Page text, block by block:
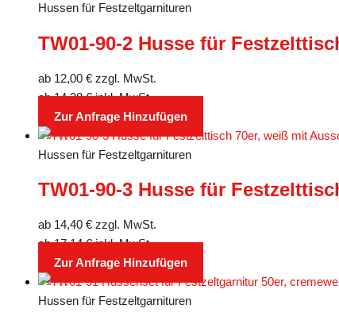
Hussen für Festzeltgarnituren
TW01-90-2 Husse für
ab 12,00 € zzgl. MwSt.
ab14,28€inkl. MwSt.
Zur Anfrage Hinzufügen
Hussen für Festzeltgarnituren
TW01-90-3 Husse für
ab 14,40 € zzgl. MwSt.
ab17,14€inkl. MwSt.
Zur Anfrage Hinzufügen
Hussen für Festzeltgarnituren